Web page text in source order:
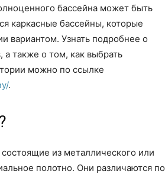
бассейна может быть
каркасные бассейны, которые
вариантом. Узнать подробнее о
а также о том, как выбрать
можно по ссылке
.
из металлического или
полотно. Они различаются по